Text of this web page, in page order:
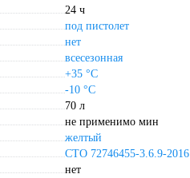
24 ч
под пистолет
нет
всесезонная
+35 °С
-10 °С
70 л
не применимо мин
желтый
СТО 72746455-3.6.9-2016
нет